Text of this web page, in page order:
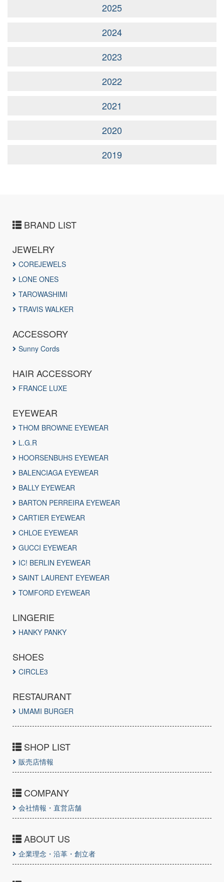
2025
2024
2023
2022
2021
2020
2019
BRAND LIST
JEWELRY
COREJEWELS
LONE ONES
TAROWASHIMI
TRAVIS WALKER
ACCESSORY
Sunny Cords
HAIR ACCESSORY
FRANCE LUXE
EYEWEAR
THOM BROWNE EYEWEAR
L.G.R
HOORSENBUHS EYEWEAR
BALENCIAGA EYEWEAR
BALLY EYEWEAR
BARTON PERREIRA EYEWEAR
CARTIER EYEWEAR
CHLOE EYEWEAR
GUCCI EYEWEAR
IC! BERLIN EYEWEAR
SAINT LAURENT EYEWEAR
TOMFORD EYEWEAR
LINGERIE
HANKY PANKY
SHOES
CIRCLE3
RESTAURANT
UMAMI BURGER
SHOP LIST
販売店情報
COMPANY
会社情報・直営店舗
ABOUT US
企業理念・沿革・創立者